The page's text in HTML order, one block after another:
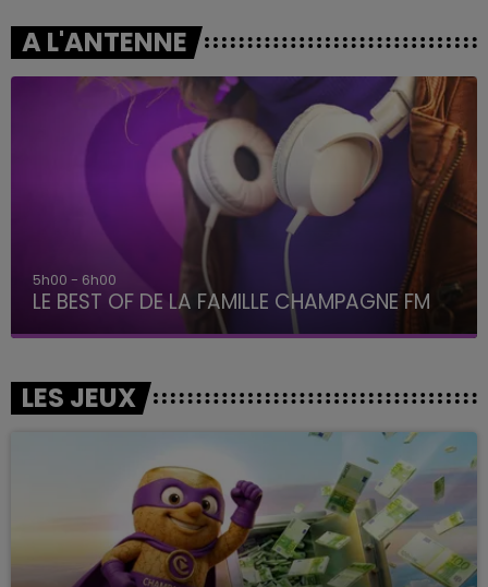
A L'ANTENNE
5h00 - 6h00
LE BEST OF DE LA FAMILLE CHAMPAGNE FM
LES JEUX